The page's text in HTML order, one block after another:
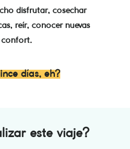
disfrutar, cosechar
reír, conocer nuevas
confort.
días, eh?
este viaje?